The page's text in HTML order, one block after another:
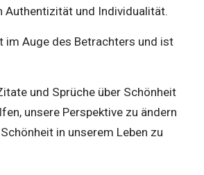
Authentizität und Individualität.
im Auge des Betrachters und ist
und Sprüche über Schönheit
unsere Perspektive zu ändern
in unserem Leben zu